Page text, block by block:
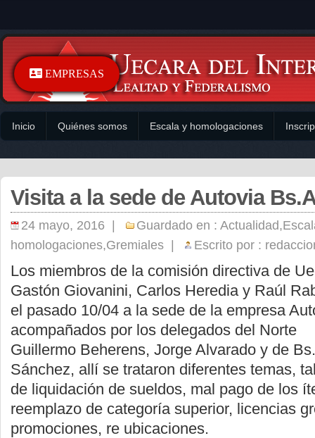
Inicio Quiénes somos Escala y homologaciones
Visita a la sede de Autovia
24 mayo, 2016 | Guardado en : Actualidad,
homologaciones,Gremiales Escrito por :
Los miembros de la comisión directiva de
Gastón Giovanini, Carlos Heredia y Raúl
el pasado 10/04 a la sede de la empresa
acompañados por los delegados del Norte
Guillermo Beherens, Jorge Alvarado y de
Sánchez, allí se trataron diferentes temas,
de liquidación de sueldos, mal pago de los
reemplazo de categoría superior, licencias
promociones, re ubicaciones.
EMPRESAS